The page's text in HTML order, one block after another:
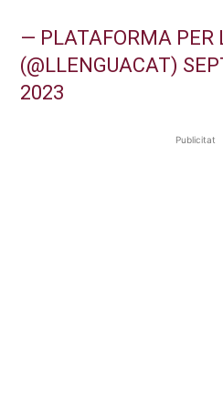
— PLATAFORMA PER
(@LLENGUACAT)
2023
Publicitat